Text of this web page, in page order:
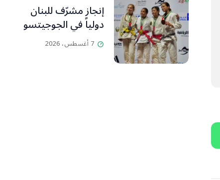
إنجاز مشرّف للبنان
دولياً في الجوجيتسو
7 أغسطس، 2026